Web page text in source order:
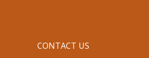
CONTACT US